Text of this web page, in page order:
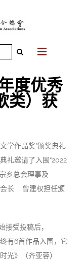
度优秀
类）获
学作品奖”颁奖典礼
礼邀请了入围“2022
乡总会理事及
会长 曾建权担任颁
接受投稿后，
有6首作品入围，它
光》（齐亚蓉）